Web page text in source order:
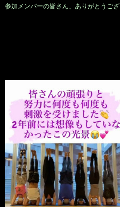
参加メンバーの皆さん、ありがとうござ